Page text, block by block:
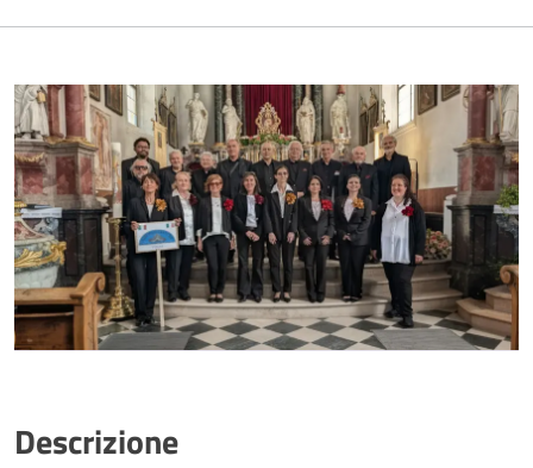
Descrizione